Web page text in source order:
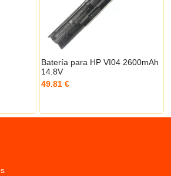
Batería para HP VI04 2600mAh
14.8V
49.81 €